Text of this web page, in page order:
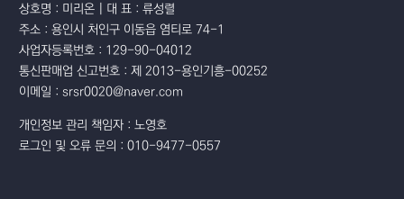
상호명 : 미리온 | 대 표 : 류성렬
주소 : 용인시 처인구 이동읍 염티로 74-1
사업자등록번호 : 129-90-04012
통신판매업 신고번호 : 제 2013-용인기흥-00252
이메일 : srsr0020@naver.com
개인정보 관리 책임자 : 노영호
로그인 및 오류 문의 : 010-9477-0557